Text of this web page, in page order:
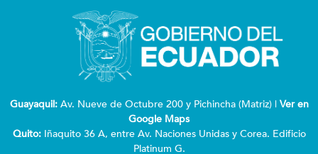
Guayaquil:Av. Nueve de Octubre 200 y Pichincha (Matriz) | Ver en
Google Maps
Quito: Iñaquito 36 A, entre Av. Naciones Unidas y Corea. Edificio
Platinum G.